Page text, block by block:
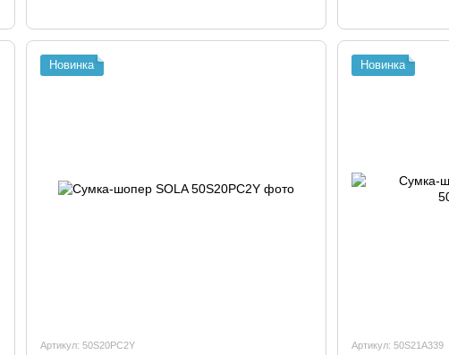
Новинка
Артикул: 50S20PC2Y
Новинка
Артикул: 50S21A339